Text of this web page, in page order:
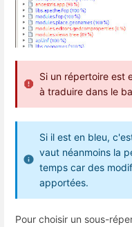
Si un répertoire est
à traduire dans le
Si il est en bleu,
vaut néanmoins la
temps car des
apportées.
Pour choisir un sous-